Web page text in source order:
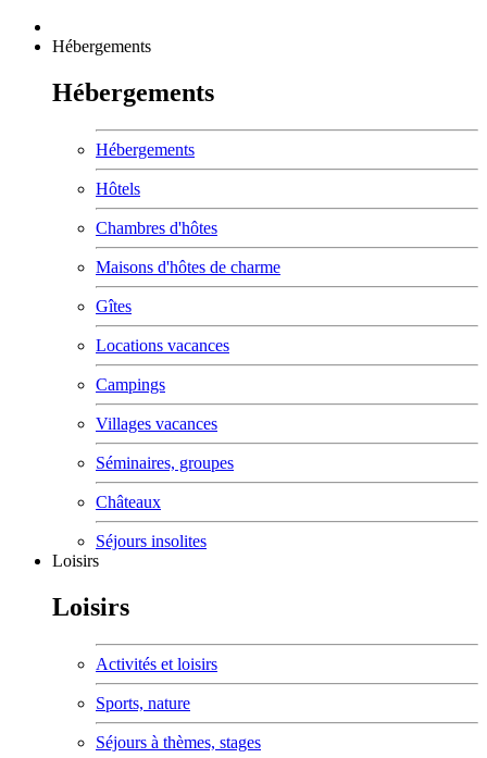
Hébergements
Hébergements
Hébergements
Hôtels
Chambres d'hôtes
Maisons d'hôtes de charme
Gîtes
Locations vacances
Campings
Villages vacances
Séminaires, groupes
Châteaux
Séjours insolites
Loisirs
Loisirs
Activités et loisirs
Sports, nature
Séjours à thèmes, stages